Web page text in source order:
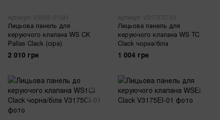
Артикул: V3692-01GH
Лицьова панель для
керуючого клапана WS CK
Pallas Clack (сіра)
2 010 грн
Артикул: V3175TC-01
Лицьова панель для
керуючого клапана WS TC
Clack чорна/біла
1 004 грн